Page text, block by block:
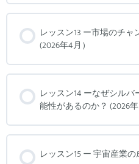
レッスン13 ー市場のチ
(2026年4月）
レッスン14 ーなぜシル
能性があるのか？ (2026年
レッスン15 ー 宇宙産業の